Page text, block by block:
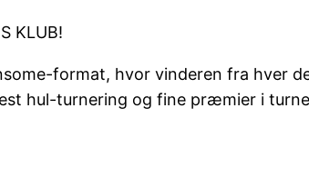
KLUB!
format, hvor vinderen fra hver
hul-turnering og fine præmier i